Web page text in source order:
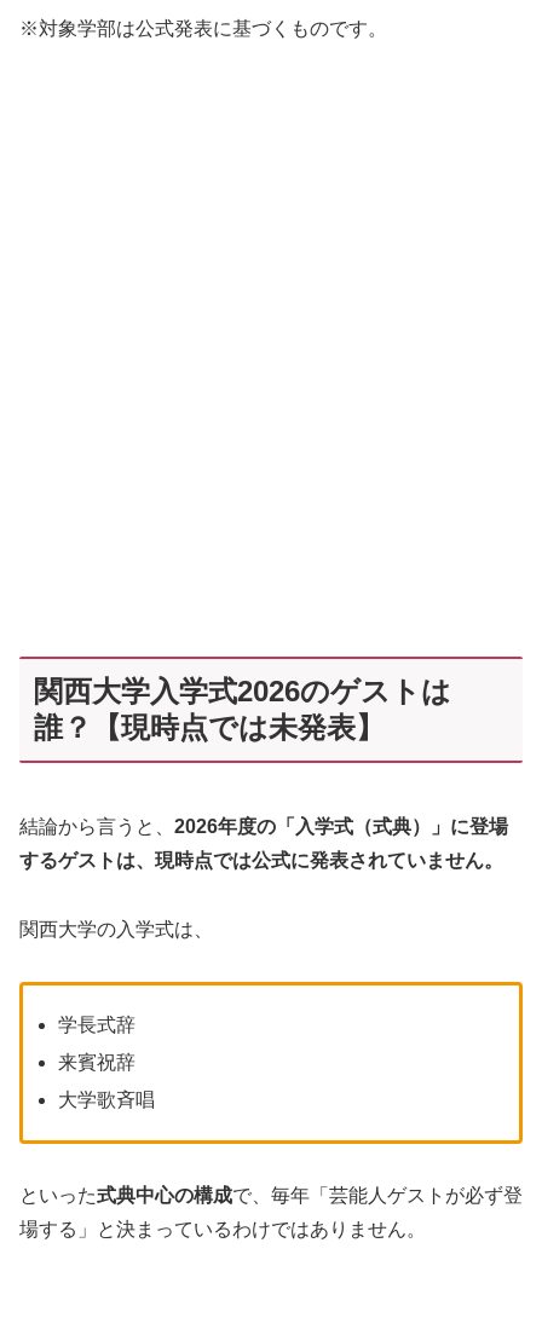
※対象学部は公式発表に基づくものです。
関西大学入学式2026のゲストは
誰？【現時点では未発表】
結論から言うと、 2026年度の「入学式（式典）」に登場
するゲストは、現時点では公式に発表されていません。
関西大学の入学式は、
学長式辞
来賓祝辞
大学歌斉唱
といった式典中心の構成で、毎年「芸能人ゲストが必ず登
場する」と決まっているわけではありません。